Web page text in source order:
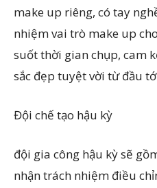
make up riêng, có tay
nhiệm vai trò make up
suốt thời gian chụp, cam
sắc đẹp tuyệt vời từ đầu
Đội chế tạo hậu kỳ
đội gia công hậu kỳ sẽ
nhận trách nhiệm điều